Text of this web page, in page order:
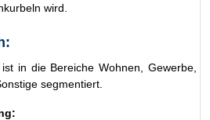
wird.
in die Bereiche Wohnen, Gewerbe,
segmentiert.